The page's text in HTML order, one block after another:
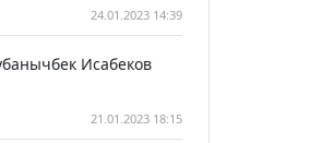
24.01.2023 14:39
Исабеков
21.01.2023 18:15